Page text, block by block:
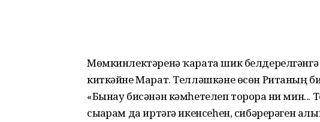
Мөмкинлектәренә ҡарата шик
киткәйне Марат. Телләшкәне өсөн Ританың
«Бынау бисәнән кәмһетелеп торорға ни мин...
сығарам да иртәгә икенсеһен, сибәрерәген